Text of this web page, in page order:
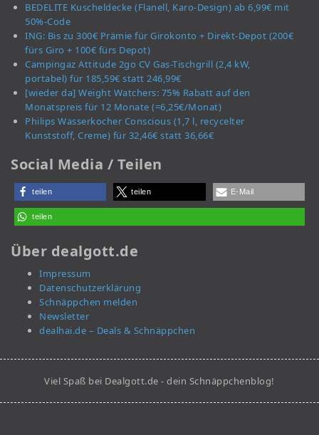
BEDELITE Kuscheldecke (Flanell, Karo-Design) ab 6,99€ mit
50%-Code
ING: Bis zu 300€ Prämie für Girokonto + Direkt-Depot (200€
fürs Giro + 100€ fürs Depot)
Campingaz Attitude 2go CV Gas-Tischgrill (2,4 kW,
portabel) für 185,59€ statt 246,99€
[wieder da] Weight Watchers: 75% Rabatt auf den
Monatspreis für 12 Monate (=6,25€/Monat)
Philips Wasserkocher Conscious (1,7 l, recycelter
Kunststoff, Creme) für 32,46€ statt 36,66€
Social Media / Teilen
teilen teilen E-Mail
teilen
Über dealgott.de
Impressum
Datenschutzerklärung
Schnäppchen melden
Newsletter
dealhai.de – Deals & Schnäppchen
Viel Spaß bei Dealgott.de - dein Schnäppchenblog!